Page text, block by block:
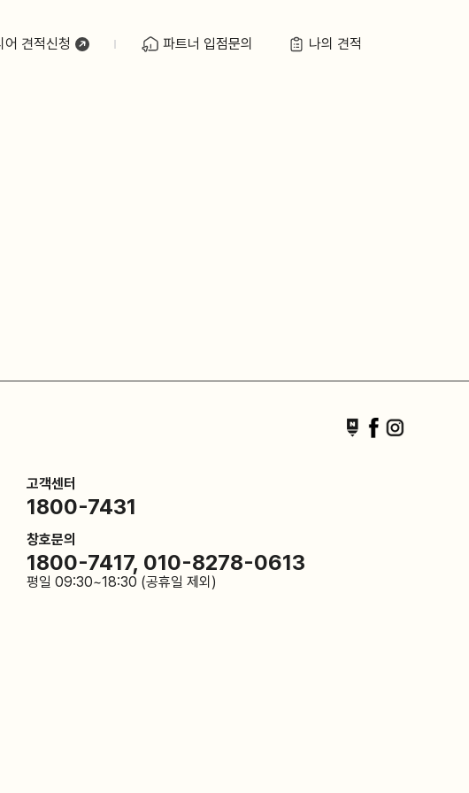
어 견적신청 파트너 입점문의 나의 견적
고객센터
1800-7431
창호문의
1800-7417, 010-8278-0613
평일 09:30~18:30 (공휴일 제외)